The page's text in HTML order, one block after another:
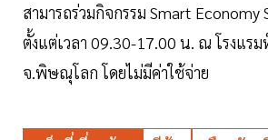
สามารถร่วมกิจกรรม Smart Economy
ตั้งแต่เวลา 09.30-17.00 น. ณ โรงแร
จ.พิษณุโลก โดยไม่มีค่าใช้จ่าย